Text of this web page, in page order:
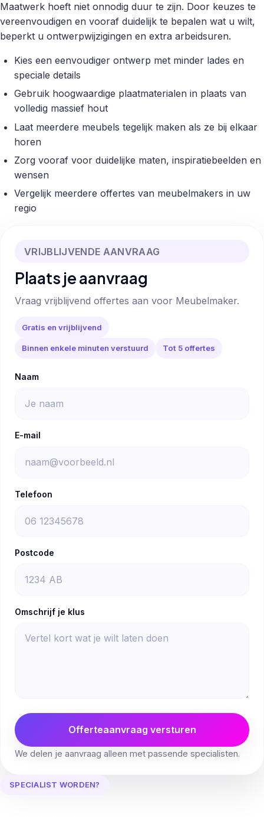
Maatwerk hoeft niet onnodig duur te zijn. Door keuzes te
vereenvoudigen en vooraf duidelijk te bepalen wat u wilt,
beperkt u ontwerpwijzigingen en extra arbeidsuren.
Kies een eenvoudiger ontwerp met minder lades en
speciale details
Gebruik hoogwaardige plaatmaterialen in plaats van
volledig massief hout
Laat meerdere meubels tegelijk maken als ze bij elkaar
horen
Zorg vooraf voor duidelijke maten, inspiratiebeelden en
wensen
Vergelijk meerdere offertes van meubelmakers in uw
regio
VRIJBLIJVENDE AANVRAAG
Plaats je aanvraag
Vraag vrijblijvend offertes aan voor Meubelmaker.
Gratis en vrijblijvend
Binnen enkele minuten verstuurd Tot 5 offertes
Naam
E-mail
Telefoon
Postcode
Omschrijf je klus
Offerteaanvraag versturen
We delen je aanvraag alleen met passende specialisten.
SPECIALIST WORDEN?